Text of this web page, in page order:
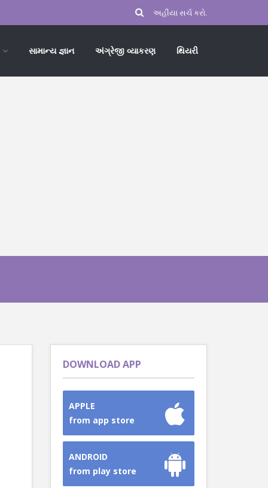
સામાન્ય જ્ઞાન અંગ્રેજી વ્યાકરણ થિયરી
DOWNLOAD APP
APPLE
from app store
ANDROID
from play store